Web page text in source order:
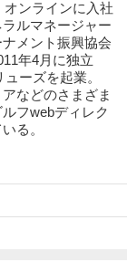
ンラインに入社
ルマネージャー
メント振興協会
年4月に独立
ーズを起業。
などのさまざま
フwebディレク
る。